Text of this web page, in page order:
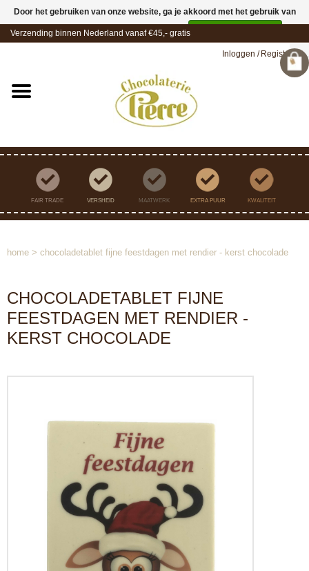
Verzending binnen Nederland vanaf €45,- gratis
Inloggen / Registreren
FAIR TRADE VERSHEID MAATWERK EXTRA PUUR KWALITEIT
home > chocoladetablet fijne feestdagen met rendier - kerst chocolade
CHOCOLADETABLET FIJNE
FEESTDAGEN MET RENDIER -
KERST CHOCOLADE
Door het gebruiken van onze website, ga je akkoord met het gebruik van
cookies om onze website te verbeteren.
Meer over cookies »